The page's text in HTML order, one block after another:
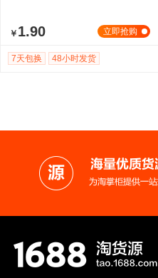
立即抢购
￥ 1.90
7天包换 48小时发货